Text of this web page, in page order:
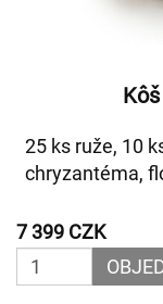
25 ks ruže, 10
chryzantéma,
7 399 CZK